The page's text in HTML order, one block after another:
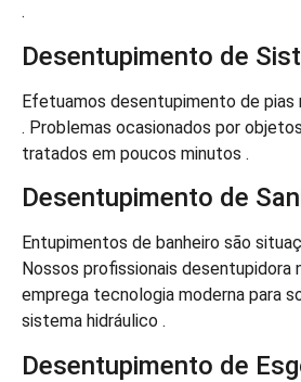
.
Desentupimento de
Efetuamos desentupimento de pias
. Problemas ocasionados por
tratados em poucos minutos .
Desentupimento de
Entupimentos de banheiro são
Nossos profissionais desentupidora
emprega tecnologia moderna para
sistema hidráulico .
Desentupimento de